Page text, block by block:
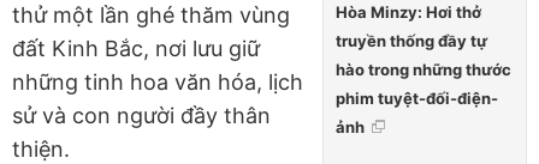
Hòa Minzy: Hơi thở
truyền thống đầy tự
hào trong những thước
phim tuyệt-đối-điện-
ảnh
thử một lần ghé thăm vùng
đất Kinh Bắc, nơi lưu giữ
những tinh hoa văn hóa, lịch
sử và con người đầy thân
thiện.